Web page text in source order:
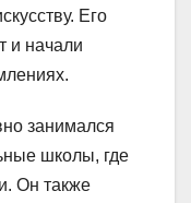
Его
и начали
занимался
школы, где
Он также